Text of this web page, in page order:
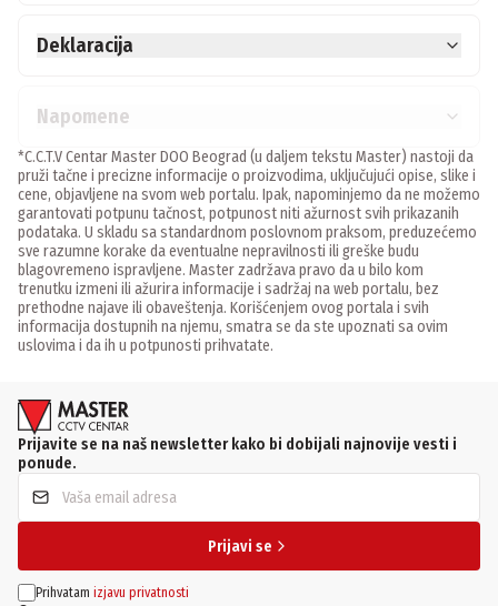
Deklaracija
Napomene
*C.C.T.V Centar Master DOO Beograd (u daljem tekstu Master) nastoji da
pruži tačne i precizne informacije o proizvodima, uključujući opise, slike i
cene, objavljene na svom web portalu. Ipak, napominjemo da ne možemo
garantovati potpunu tačnost, potpunost niti ažurnost svih prikazanih
podataka. U skladu sa standardnom poslovnom praksom, preduzećemo
sve razumne korake da eventualne nepravilnosti ili greške budu
blagovremeno ispravljene. Master zadržava pravo da u bilo kom
trenutku izmeni ili ažurira informacije i sadržaj na web portalu, bez
prethodne najave ili obaveštenja. Korišćenjem ovog portala i svih
informacija dostupnih na njemu, smatra se da ste upoznati sa ovim
uslovima i da ih u potpunosti prihvatate.
Prijavite se na naš newsletter kako bi dobijali najnovije vesti i
ponude.
Prijavi se
Prihvatam izjavu privatnosti